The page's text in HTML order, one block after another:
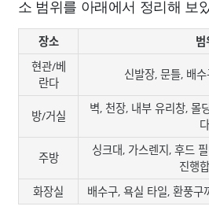
소 범위를 아래에서 정리해 보
장소
범
현관/베
란다
신발장, 문틀, 배
방/거실
벽, 천장, 내부 유리창, 몰
주방
싱크대, 가스렌지, 후드
진행
화장실
배수구, 욕실 타일, 환풍